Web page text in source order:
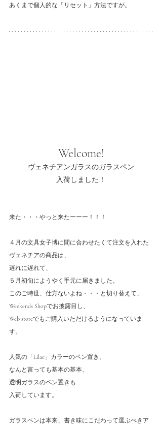
あくまで個人的な「リセット」方法ですが。
Welcome!
ヴェネチアンガラスのガラスペン
入荷しました！
来た・・・やっと来たーーー！！！
４月の文具女子博に間に合わせたくて注文を入れた
ヴェネチアの商品は、
遅れに遅れて、
５月初旬にようやく手元に届きました。
このご時世、仕方ないよね・・・と切り替えて、
Weekends Shopでお披露目し、
Web storeでもご購入いただけるようになっていま
す。
人気の「Lilac」カラーのペン置き、
なんと言っても基本の基本、
透明ガラスのペン置きも
入荷しています。
ガラスペンは本来、書き味にこだわって選ぶべきア